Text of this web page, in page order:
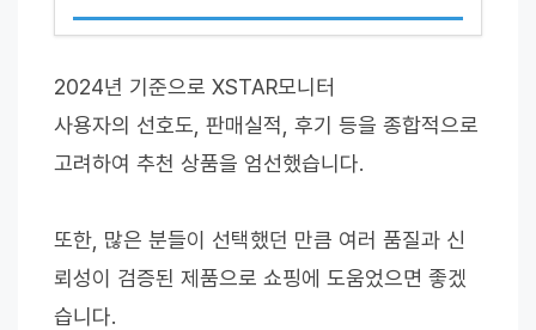
2024년 기준으로 XSTAR모니터
사용자의 선호도, 판매실적, 후기 등을 종합적으로
고려하여 추천 상품을 엄선했습니다.
또한, 많은 분들이 선택했던 만큼 여러 품질과 신
뢰성이 검증된 제품으로 쇼핑에 도움었으면 좋겠
습니다.